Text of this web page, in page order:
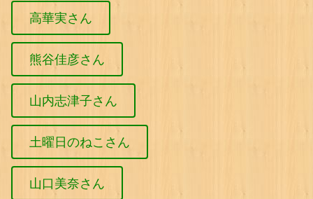
高華実さん
熊谷佳彦さん
山内志津子さん
土曜日のねこさん
山口美奈さん